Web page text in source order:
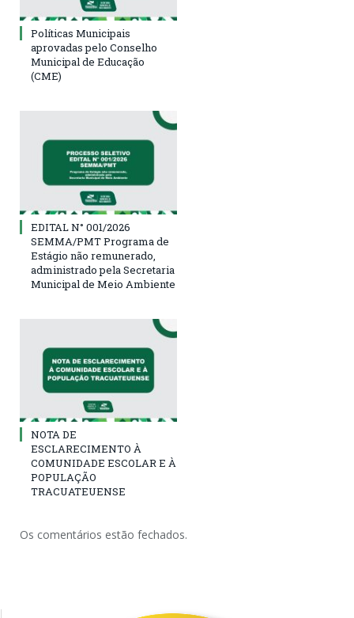
Políticas Municipais
aprovadas pelo Conselho
Municipal de Educação
(CME)
EDITAL N° 001/2026
SEMMA/PMT Programa de
Estágio não remunerado,
administrado pela Secretaria
Municipal de Meio Ambiente
NOTA DE
ESCLARECIMENTO À
COMUNIDADE ESCOLAR E À
POPULAÇÃO
TRACUATEUENSE
Os comentários estão fechados.